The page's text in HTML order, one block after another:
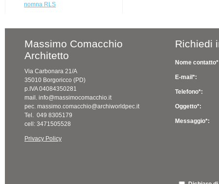
nomna RLS
Massimo Comacchio
Architetto
Via Carbonara 21/A
35010 Borgoricco (PD)
p.IVA 04084350281
mail. info@massimocomacchio.it
pec. massimo.comacchio@archiworldpec.it
Tel. 049 8305179
cell: 3471505528
Privacy Policy
Richiedi
Nome
E-mail*:
Telefono*:
Oggetto*:
Messaggio*: